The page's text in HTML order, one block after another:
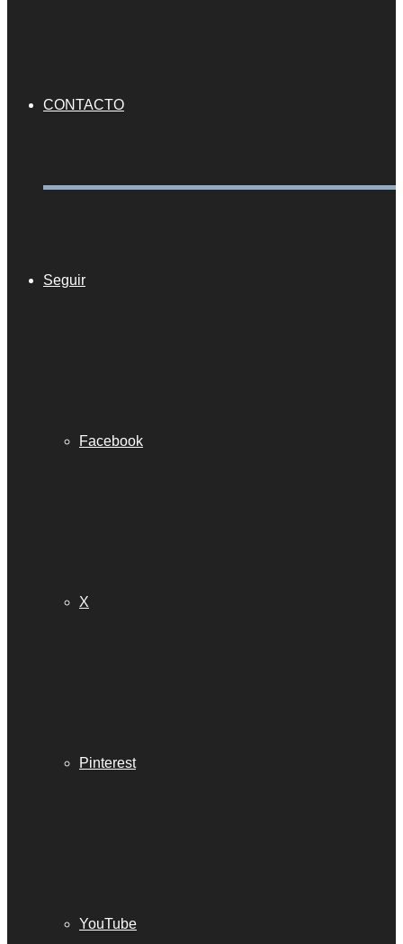
CONTACTO
Seguir
Facebook
X
Pinterest
YouTube